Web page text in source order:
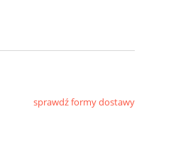
sprawdź formy dostawy